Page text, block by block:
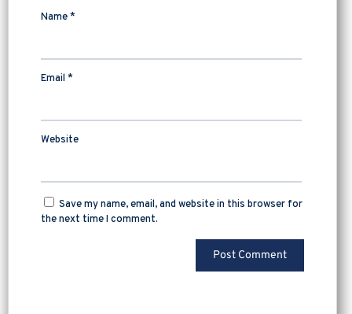
Name*
Email*
Website
Save my name, email, and website in this browser for
the next time I comment.